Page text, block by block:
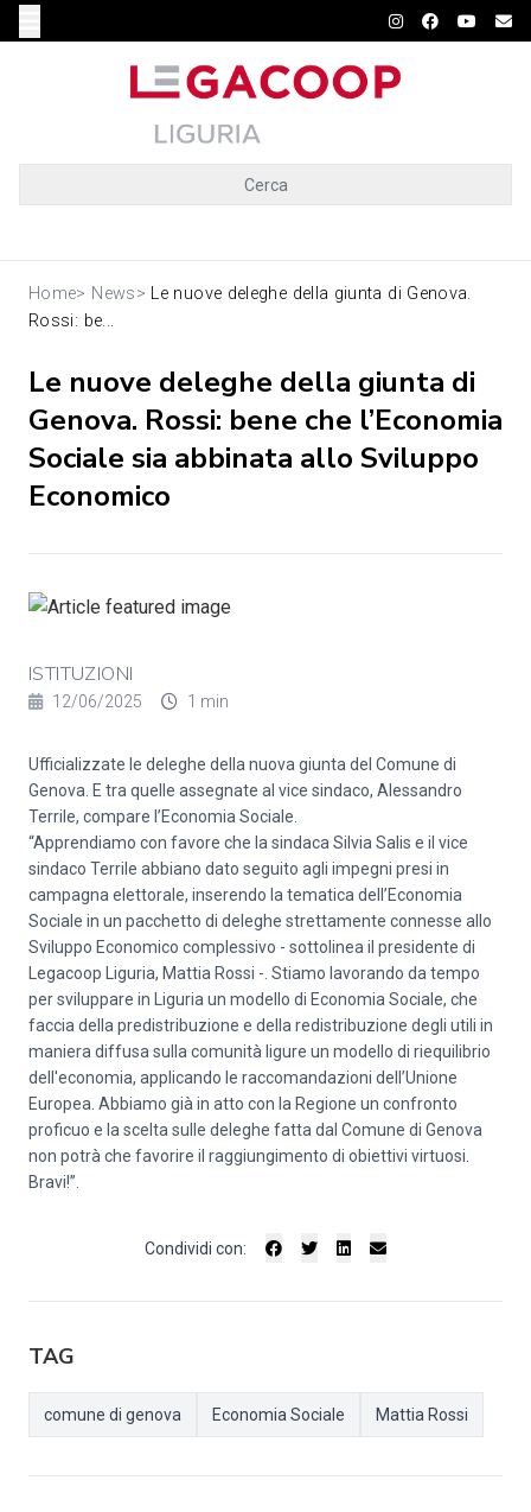
Cerca
Home> News> Le nuove deleghe della giunta di Genova.
Rossi: be...
Le nuove deleghe della giunta di
Genova. Rossi: bene che l’Economia
Sociale sia abbinata allo Sviluppo
Economico
ISTITUZIONI
12/06/2025 1 min
Ufficializzate le deleghe della nuova giunta del Comune di
Genova. E tra quelle assegnate al vice sindaco, Alessandro
Terrile, compare l’Economia Sociale.
“Apprendiamo con favore che la sindaca Silvia Salis e il vice
sindaco Terrile abbiano dato seguito agli impegni presi in
campagna elettorale, inserendo la tematica dell’Economia
Sociale in un pacchetto di deleghe strettamente connesse allo
Sviluppo Economico complessivo - sottolinea il presidente di
Legacoop Liguria, Mattia Rossi -. Stiamo lavorando da tempo
per sviluppare in Liguria un modello di Economia Sociale, che
faccia della predistribuzione e della redistribuzione degli utili in
maniera diffusa sulla comunità ligure un modello di riequilibrio
dell'economia, applicando le raccomandazioni dell’Unione
Europea. Abbiamo già in atto con la Regione un confronto
proficuo e la scelta sulle deleghe fatta dal Comune di Genova
non potrà che favorire il raggiungimento di obiettivi virtuosi.
Bravi!”.
Condividi con:
TAG
comune di genova Economia Sociale Mattia Rossi